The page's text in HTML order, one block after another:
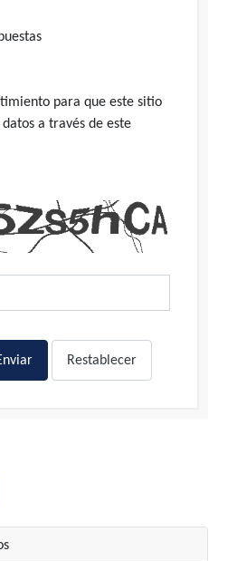
para que este sitio
a través de este
Restablecer